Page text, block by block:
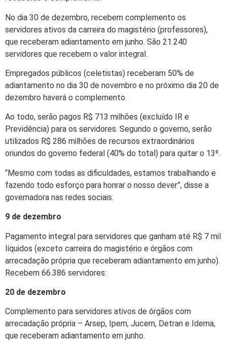
No dia 30 de dezembro, recebem complemento os
servidores ativos da carreira do magistério (professores),
que receberam adiantamento em junho. São 21.240
servidores que recebem o valor integral.
Empregados públicos (celetistas) receberam 50% de
adiantamento no dia 30 de novembro e no próximo dia 20 de
dezembro haverá o complemento.
Ao todo, serão pagos R$ 713 milhões (excluído IR e
Previdência) para os servidores. Segundo o governo, serão
utilizados R$ 286 milhões de recursos extraordinários
oriundos do governo federal (40% do total) para quitar o 13⁰.
“Mesmo com todas as dificuldades, estamos trabalhando e
fazendo todo esforço para honrar o nosso dever”, disse a
governadora nas redes sociais.
9 de dezembro
Pagamento integral para servidores que ganham até R$ 7 mil
líquidos (exceto carreira do magistério e órgãos com
arrecadação própria que receberam adiantamento em junho).
Recebem 66.386 servidores:
20 de dezembro
Complemento para servidores ativos de órgãos com
arrecadação própria – Arsep, Ipem, Jucern, Detran e Idema,
que receberam adiantamento em junho.